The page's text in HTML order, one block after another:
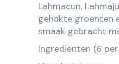
Lahmacun,
gehakte groenten
smaak gebracht
Ingrediënten (6